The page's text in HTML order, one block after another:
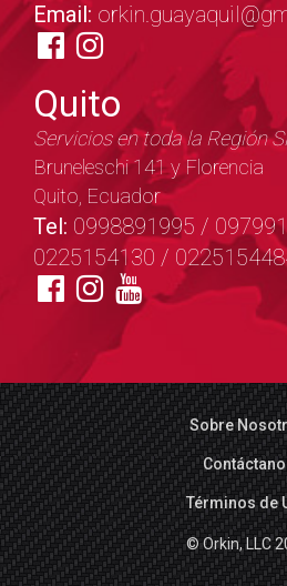
Email:
Quito
Servicios en toda la Región
Bruneleschi 141 y Florencia
Quito, Ecuador
Tel: 0998891995 /
0225154130 /
Sobre
Términos de
© Orkin, LLC